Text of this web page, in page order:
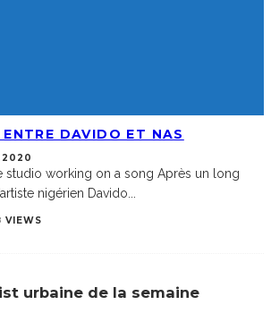
DAVIDO ET NAS
2020
studio working on a song Après un long
nigérien Davido...
VIEWS
urbaine de la semaine